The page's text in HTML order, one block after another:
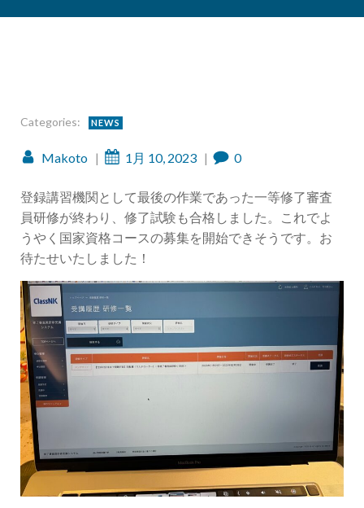
Categories: NEWS
Makoto | 1月 10, 2023 | 0
登録講習機関として最後の作業であった一等修了審査
員研修が終わり、修了試験も合格しました。これでよ
うやく国家資格コースの募集を開始できそうです。お
待たせいたしました！